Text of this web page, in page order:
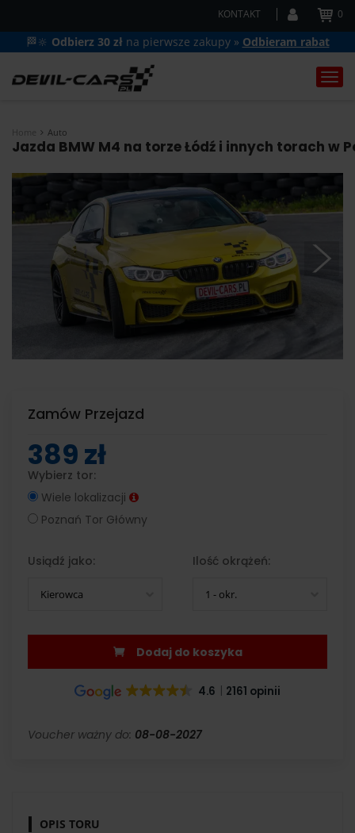
KONTAKT 0
🏁🔆 Odbierz 30 zł na pierwsze zakupy » Odbieram rabat
Home Auto
Jazda BMW M4 na torze Łódź i innych torach w
Zamów Przejazd
389 zł
Wybierz tor:
Wiele lokalizacji
Poznań Tor Główny
Usiądź jako:
Kierowca
Ilość okrążeń:
1 - okr.
Dodaj do koszyka
4.6 2161 opinii
Voucher ważny do: 08-08-2027
OPIS TORU